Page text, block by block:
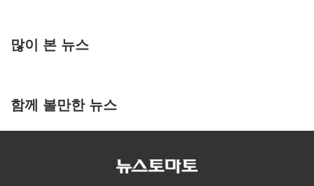
많이 본 뉴스
함께 볼만한 뉴스